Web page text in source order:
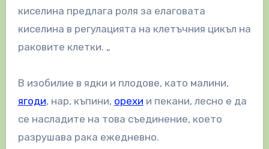
киселина предлага роля за елаговата
киселина в регулацията на клетъчния цикъл на
раковите клетки. „
В изобилие в ядки и плодове, като малини,
ягоди, нар, къпини, орехи и пекани, лесно е да
се насладите на това съединение, което
разрушава рака ежедневно.